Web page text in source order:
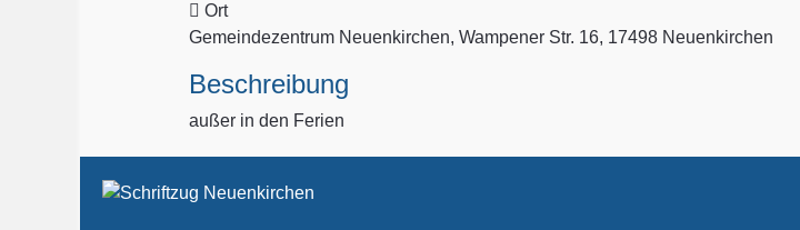
Ort
Gemeindezentrum Neuenkirchen, Wampener Str. 16, 17498 Neuenkirchen
Beschreibung
außer in den Ferien